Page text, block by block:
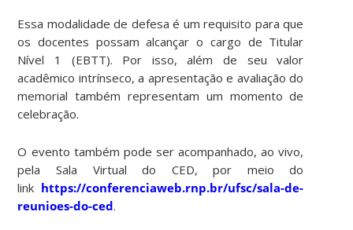
Essa modalidade de defesa é um requisito para que
os docentes possam alcançar o cargo de Titular
Nível 1 (EBTT). Por isso, além de seu valor
acadêmico intrínseco, a apresentação e avaliação do
memorial também representam um momento de
celebração.
O evento também pode ser acompanhado, ao vivo,
pela Sala Virtual do CED, por meio do
link https://conferenciaweb.rnp.br/ufsc/sala-de-
reunioes-do-ced.